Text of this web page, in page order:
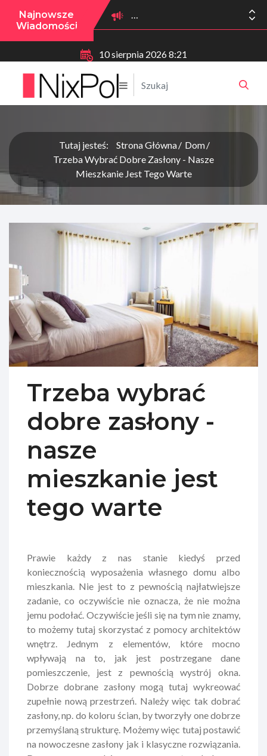
Najnowsze
Wiadomości
10 sierpnia 2026 8:21
Tutaj jesteś: Strona Główna
Dom
Trzeba Wybrać Dobre Zasłony - Nasze
Mieszkanie Jest Tego Warte
Trzeba wybrać
dobre zasłony -
nasze
mieszkanie jest
tego warte
Prawie każdy z nas stanie kiedyś przed
koniecznością wyposażenia własnego domu albo
mieszkania. Nie jest to z pewnością najłatwiejsze
zadanie, co oczywiście nie oznacza, że nie można
jemu podołać. Oczywiście jeśli się na tym nie znamy,
to możemy tutaj skorzystać z pomocy architektów
wnętrz. Jednym z elementów, które mocno
wpływają na to, jak jest postrzegane dane
pomieszczenie, jest z pewnością wystrój okna.
Dobrze dobrane zasłony mogą tutaj wykreować
zupełnie nową przestrzeń. Należy więc tak dobrać
zasłony, np. do koloru ścian, by tworzyły one dobrze
przemyślaną strukturę. Możemy więc tutaj postawić
na nowoczesne zasłony jak i klasyczne rozwiązania.